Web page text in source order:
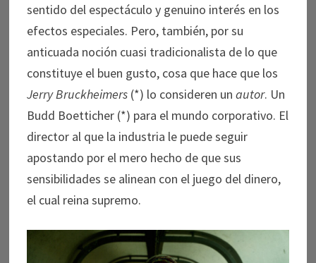
sentido del espectáculo y genuino interés en los
efectos especiales. Pero, también, por su
anticuada noción cuasi tradicionalista de lo que
constituye el buen gusto, cosa que hace que los
Jerry Bruckheimers (*) lo consideren un autor. Un
Budd Boetticher (*) para el mundo corporativo. El
director al que la industria le puede seguir
apostando por el mero hecho de que sus
sensibilidades se alinean con el juego del dinero,
el cual reina supremo.